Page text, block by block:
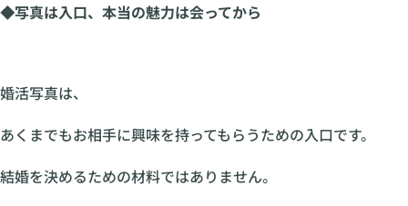
◆写真は入口、本当の魅力は会ってから
婚活写真は、
あくまでもお相手に興味を持ってもらうための入口です。
結婚を決めるための材料ではありません。